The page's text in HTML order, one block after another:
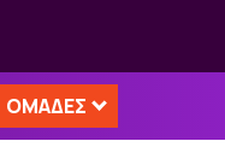
ΟΜΑΔΕΣ